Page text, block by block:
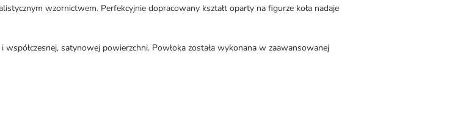
wzornictwem. Perfekcyjnie dopracowany kształt oparty na figurze koła nadaje
satynowej powierzchni. Powłoka została wykonana w zaawansowanej